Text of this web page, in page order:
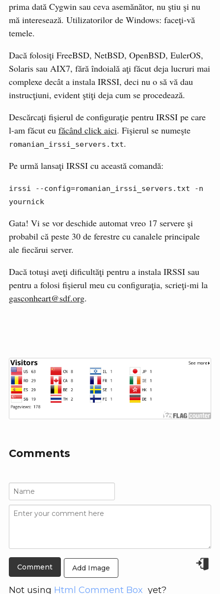
prima dată Cygwin sau ceva asemănător, nu ştiu şi nu
mă interesează. Utilizatorilor de Windows: faceţi-vă
temele.
Dacă folosiţi FreeBSD, NetBSD, OpenBSD, EulerOS,
Solaris sau AIX7, fără îndoială aţi făcut deja lucruri mai
complexe decât a instala IRSSI, deci nu o să vă dau
instrucţiuni, evident ştiţi deja cum se procedează.
Descărcaţi fişierul de configuraţie pentru IRSSI pe care
l-am făcut eu făcând click aici. Fişierul se numeşte
romanian_irssi_servers.txt.
Pe urmă lansaţi IRSSI cu această comandă:
irssi --config=romanian_irssi_servers.txt -n
yournick
Gata! Vi se vor deschide automat vreo 17 servere şi
probabil că peste 30 de ferestre cu canalele principale
ale fiecărui server.
Dacă totuşi aveţi dificultăţi pentru a instala IRSSI sau
pentru a folosi fişierul meu cu configuraţia, scrieţi-mi la
gasconheart@sdf.org.
Comments
Add Image
Not using Html Comment Box yet?